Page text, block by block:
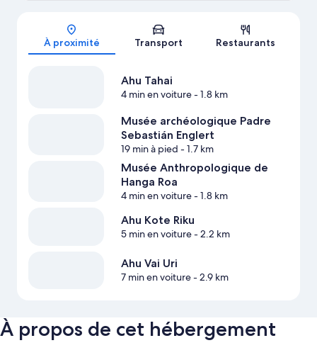
À proximité Transport Restaurants
Ahu Tahai
4 min en voiture- 1.8 km
Musée archéologique Padre
Sebastián Englert
19 min à pied - 1.7 km
Musée Anthropologique de
Hanga Roa
4 min en voiture- 1.8 km
Ahu Kote Riku
5 min en voiture- 2.2 km
Ahu Vai Uri
7 min en voiture- 2.9 km
À propos de cet hébergement